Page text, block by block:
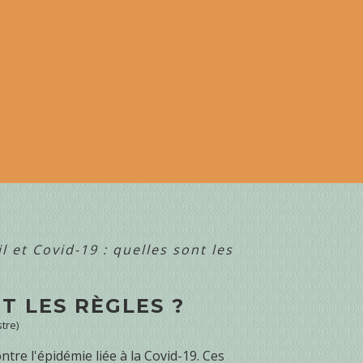
et Covid-19 : quelles sont les
LES RÈGLES ?
l'épidémie liée à la Covid-19. Ces